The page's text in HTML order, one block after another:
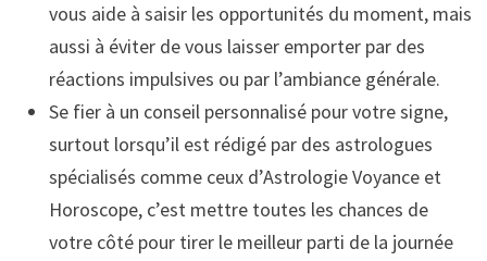
vous aide à saisir les opportunités du moment, mais
aussi à éviter de vous laisser emporter par des
réactions impulsives ou par l’ambiance générale.
Se fier à un conseil personnalisé pour votre signe,
surtout lorsqu’il est rédigé par des astrologues
spécialisés comme ceux d’Astrologie Voyance et
Horoscope, c’est mettre toutes les chances de
votre côté pour tirer le meilleur parti de la journée